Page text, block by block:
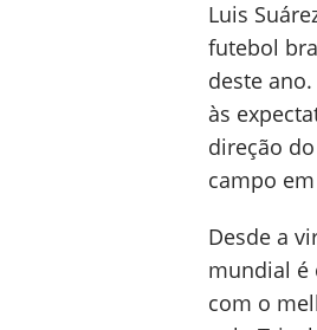
Luis
futebol
deste
às
direção do
campo
Desde a
mundial é
com o